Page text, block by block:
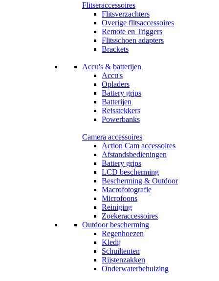
Flitseraccessoires
Flitsverzachters
Overige flitsaccessoires
Remote en Triggers
Flitsschoen adapters
Brackets
Accu's & batterijen
Accu's
Opladers
Battery grips
Batterijen
Reisstekkers
Powerbanks
Camera accessoires
Action Cam accessoires
Afstandsbedieningen
Battery grips
LCD bescherming
Bescherming & Outdoor
Macrofotografie
Microfoons
Reiniging
Zoekeraccessoires
Outdoor bescherming
Regenhoezen
Kledij
Schuiltenten
Rijstenzakken
Onderwaterbehuizing